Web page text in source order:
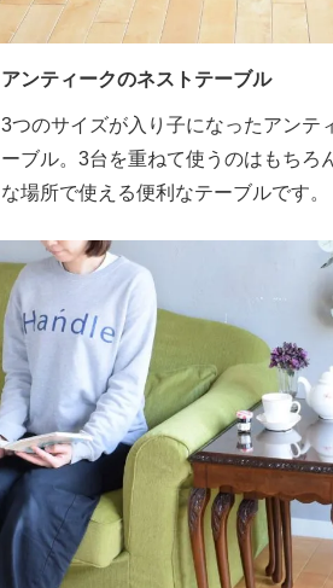
アンティークのネストテーブル
3つのサイズが入り子になったアンテ
ーブル。3台を重ねて使うのはもちろ
な場所で使える便利なテーブルです。